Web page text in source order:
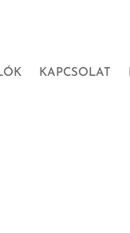
KAPCSOLAT